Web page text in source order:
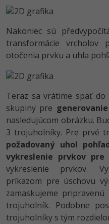
Windows
Nakoniec sú
transformácie
otočenia prvku a uhla
Teraz sa vrátime späť
skupiny pre
nasledujúcom obrázku.
3 trojuholníky. Pre prvé
požadovaný uhol
vykreslenie prvkov pre
vykreslenie prvkov.
príkazom pre úschovu
zamaskujeme
trojuholník. Podobne
trojuholníky s tým